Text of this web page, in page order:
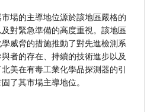
場的主導地位源於該地區嚴格的
對緊急準備的高度重視。該地區
威脅的措施推動了對先進檢測系
者的存在、持續的技術進步以及
美在有毒工業化學品探測器的引
了其市場主導地位。